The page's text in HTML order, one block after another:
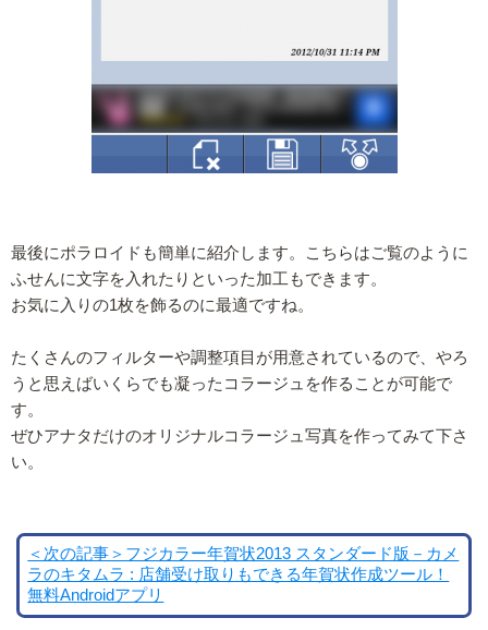
最後にポラロイドも簡単に紹介します。こちらはご覧のように
ふせんに文字を入れたりといった加工もできます。
お気に入りの1枚を飾るのに最適ですね。
たくさんのフィルターや調整項目が用意されているので、やろ
うと思えばいくらでも凝ったコラージュを作ることが可能で
す。
ぜひアナタだけのオリジナルコラージュ写真を作ってみて下さ
い。
＜次の記事＞フジカラー年賀状2013 スタンダード版－カメ
ラのキタムラ : 店舗受け取りもできる年賀状作成ツール！
無料Androidアプリ